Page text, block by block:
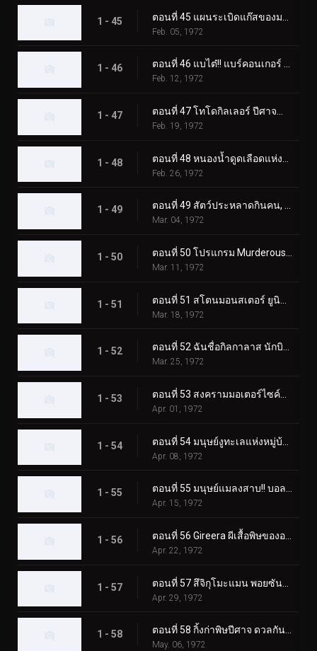
1 - 45
Feb. 05, 1972
1 - 46 ตอนที่ 46 แบไต๋!! แบร์คอนเกอร์ สัตว์ประหลาดแห่งภูเขาหิมะ
Feb. 12, 1972
1 - 47
Feb. 19, 1972
1 - 48
Feb. 26, 1972
1 - 49 ตอนที่ 49 สัตว์ประหลาดกินคน, อิโซจินแช็ค
Mar. 04, 1972
1 - 50
Mar. 11, 1972
1 - 51
Mar. 18, 1972
1 - 52 ตอนที่ 52 ฉันชื่อกิลกาลาส นักบินอวกาศลึกลับ
Mar. 25, 1972
1 - 53
Apr. 01, 1972
1 - 54
Apr. 08, 1972
1 - 55 ตอนที่ 55 มนุษย์แมลงสาบ!! บอลลูนโฆษณาแบคทีเรียที่น่าสะพรึงกลัว
Apr. 15, 1972
1 - 56
Apr. 22, 1972
1 - 57
Apr. 29, 1972
1 - 58 ตอนที่ 58 กิ้งก่าพิษปีศาจ ดวลกันใน Fear Valley!!
May. 06, 1972